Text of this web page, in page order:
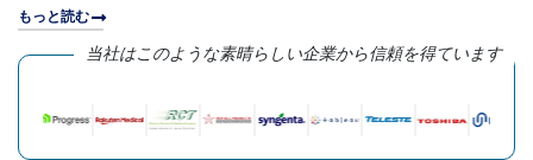
もっと読む
当社はこのような素晴らしい企業から信頼を得ています